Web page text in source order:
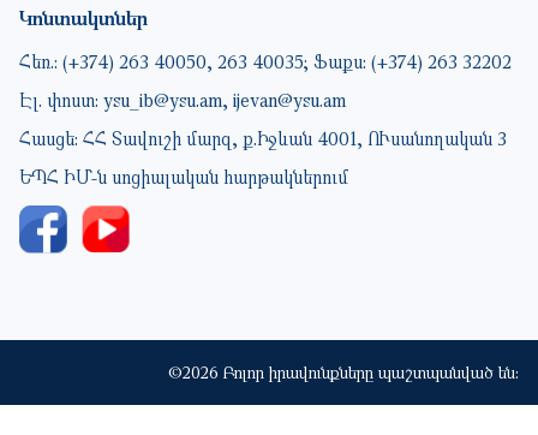
Կոնտակտներ
Հեռ.: (+374) 263 40050, 263 40035; Ֆաքս: (+374) 263 32202
Էլ. փոստ: ysu_ib@ysu.am, ijevan@ysu.am
Հասցե: ՀՀ Տավուշի մարզ, ք.Իջևան 4001, ՈՒսանողական 3
ԵՊՀ ԻՄ-ն սոցիալական հարթակներում
©2026 Բոլոր իրավունքները պաշտպանված են: